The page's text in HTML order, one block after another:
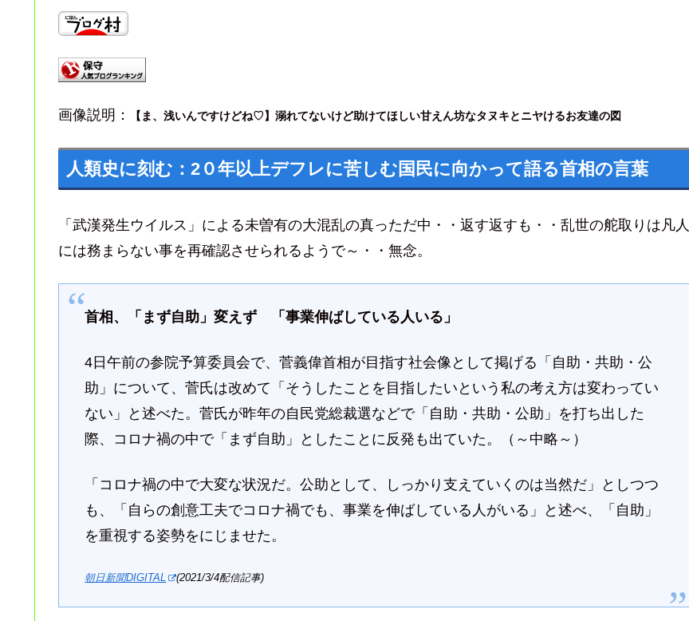
画像説明： 【ま、浅いんですけどね♡】溺れてないけど助けてほしい甘えん坊なタヌキとニヤけるお友達の図
人類史に刻む：2０年以上デフレに苦しむ国民に向かって語る首相の言葉
「武漢発生ウイルス」による未曽有の大混乱の真っただ中・・返す返すも・・乱世の舵取りは凡人
には務まらない事を再確認させられるようで～・・無念。
首相、「まず自助」変えず 「事業伸ばしている人いる」
4日午前の参院予算委員会で、菅義偉首相が目指す社会像として掲げる「自助・共助・公
助」について、菅氏は改めて「そうしたことを目指したいという私の考え方は変わってい
ない」と述べた。菅氏が昨年の自民党総裁選などで「自助・共助・公助」を打ち出した
際、コロナ禍の中で「まず自助」としたことに反発も出ていた。（～中略～）
「コロナ禍の中で大変な状況だ。公助として、しっかり支えていくのは当然だ」としつつ
も、「自らの創意工夫でコロナ禍でも、事業を伸ばしている人がいる」と述べ、「自助」
を重視する姿勢をにじませた。
朝日新聞DIGITAL (2021/3/4配信記事)